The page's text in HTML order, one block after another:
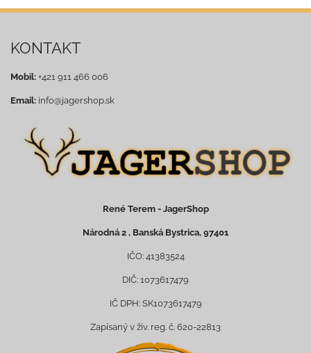
KONTAKT
Mobil: +421 911 466 006
Email: info@jagershop.sk
René Terem - JagerShop
Národná 2 , Banská Bystrica, 97401
IČO: 41383524
DIČ: 1073617479
IČ DPH: SK1073617479
Zapísaný v živ. reg. č. 620-22813